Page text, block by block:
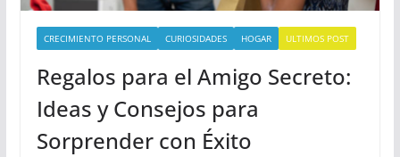
CRECIMIENTO PERSONAL CURIOSIDADES HOGAR ULTIMOS POST
Regalos para el Amigo Secreto:
Ideas y Consejos para
Sorprender con Éxito